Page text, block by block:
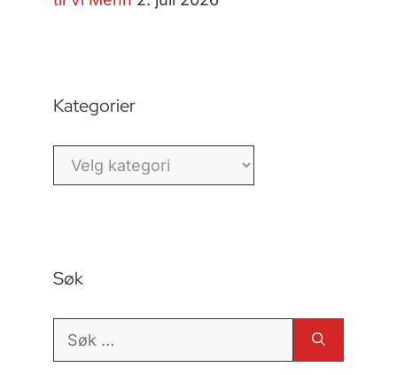
Kategorier
Kategorier
Søk
Søk